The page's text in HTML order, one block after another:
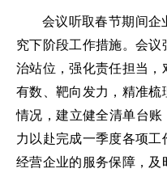
会议听取春节期间企
究下阶段工作措施。会
治站位，强化责任担当，
有数、靶向发力，精准
情况，建立健全清单台账
力以赴完成一季度各项
经营企业的服务保障，